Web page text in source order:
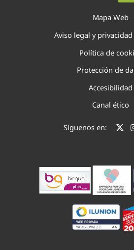
Mapa Web
Aviso legal y
Política de
Protección de
Accesibilidad
Canal ético
Síguenos en: